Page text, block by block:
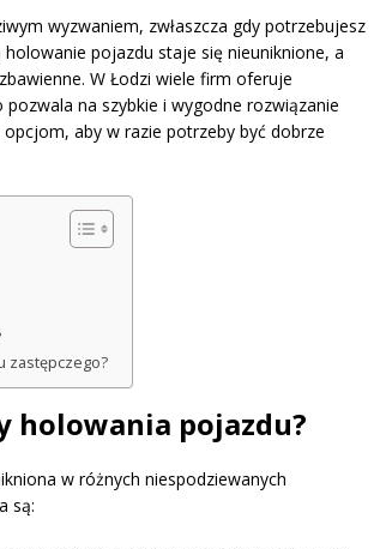
wyzwaniem, zwłaszcza gdy potrzebujesz
pojazdu staje się nieuniknione, a
W Łodzi wiele firm oferuje
na szybkie i wygodne rozwiązanie
aby w razie potrzeby być dobrze
zastępczego?
holowania pojazdu?
w różnych niespodziewanych
są: